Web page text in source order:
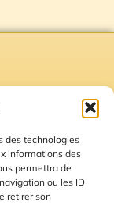
des technologies
informations des
permettra de
ou les ID
retirer son
du site